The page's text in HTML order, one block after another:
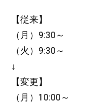
【従来】
（月）9:30～
（火）9:30～
↓
【変更】
（月）10:00～